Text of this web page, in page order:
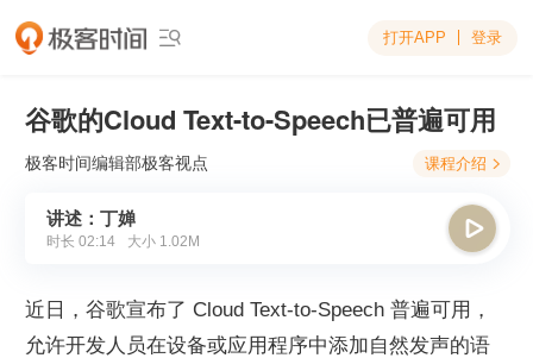
 打开APP 登录
谷歌的Cloud Text-to-Speech已普遍可用
极客时间编辑部极客视点 课程介绍 
讲述：丁婵
时长 02:14 大小 1.02M

近日，谷歌宣布了 Cloud Text-to-Speech 普遍可用，
允许开发人员在设备或应用程序中添加自然发声的语